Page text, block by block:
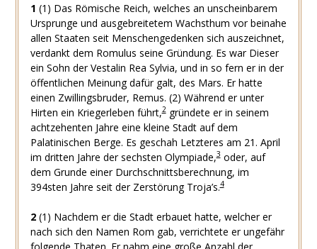
1 (1) Das Römische Reich, welches an unscheinbarem
Ursprunge und ausgebreitetem Wachsthum vor beinahe
allen Staaten seit Menschengedenken sich auszeichnet,
verdankt dem Romulus seine Gründung. Es war Dieser
ein Sohn der Vestalin Rea Sylvia, und in so fern er in der
öffentlichen Meinung dafür galt, des Mars. Er hatte
einen Zwillingsbruder, Remus. (2) Während er unter
Hirten ein Kriegerleben führt,2gründete er in seinem
achtzehenten Jahre eine kleine Stadt auf dem
Palatinischen Berge. Es geschah Letzteres am 21. April
im dritten Jahre der sechsten Olympiade,3oder, auf
dem Grunde einer Durchschnittsberechnung, im
394sten Jahre seit der Zerstörung Troja’s.4
2(1) Nachdem er die Stadt erbauet hatte, welcher er
nach sich den Namen Rom gab, verrichtete er ungefähr
folgende Thaten. Er nahm eine große Anzahl der